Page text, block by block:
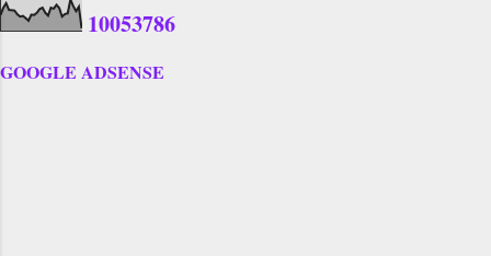
10053786
GOOGLE ADSENSE